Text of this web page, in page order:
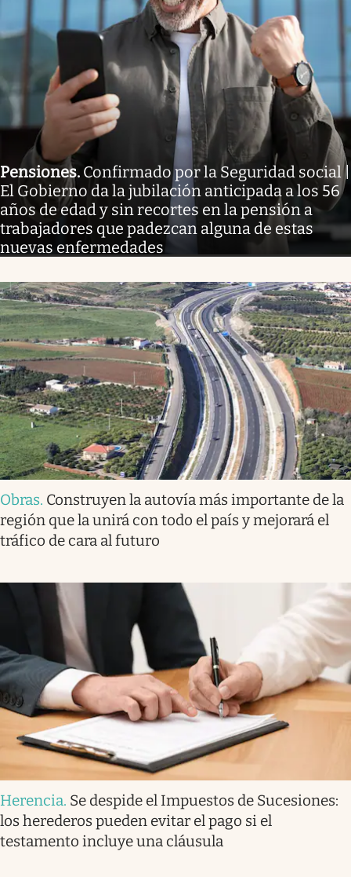
Pensiones. Confirmado por la Seguridad social |
El Gobierno da la jubilación anticipada a los 56
años de edad y sin recortes en la pensión a
trabajadores que padezcan alguna de estas
nuevas enfermedades
Obras. Construyen la autovía más importante de la
región que la unirá con todo el país y mejorará el
tráfico de cara al futuro
Herencia. Se despide el Impuestos de Sucesiones:
los herederos pueden evitar el pago si el
testamento incluye una cláusula